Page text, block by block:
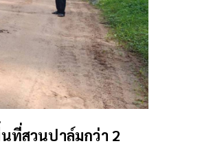
ที่สวนปาล์มกว่า 2